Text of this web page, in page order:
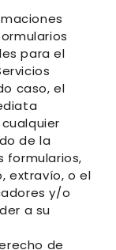
para el
caso, el
de la
formularios,
extravío, o el
y/o
a su
de